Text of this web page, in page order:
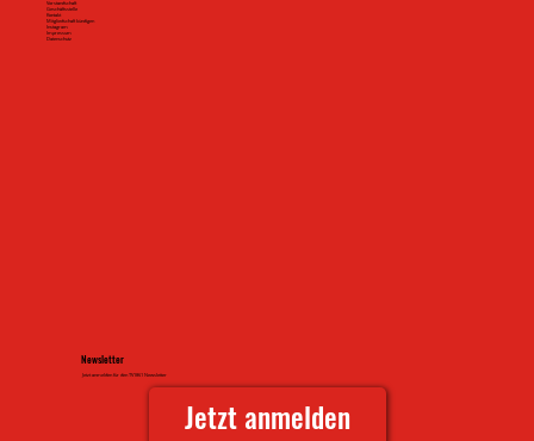
Vorstandschaft
Geschäftsstelle
Kontakt
Mitgliedschaft kündigen
Instagram
Impressum
Datenschutz
Newsletter
Jetzt anmelden für den TV1861 Newsletter
Jetzt anmelden